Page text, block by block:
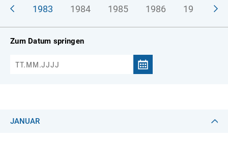
1983 1984 1985 1986 1987
Zum Datum springen
JANUAR